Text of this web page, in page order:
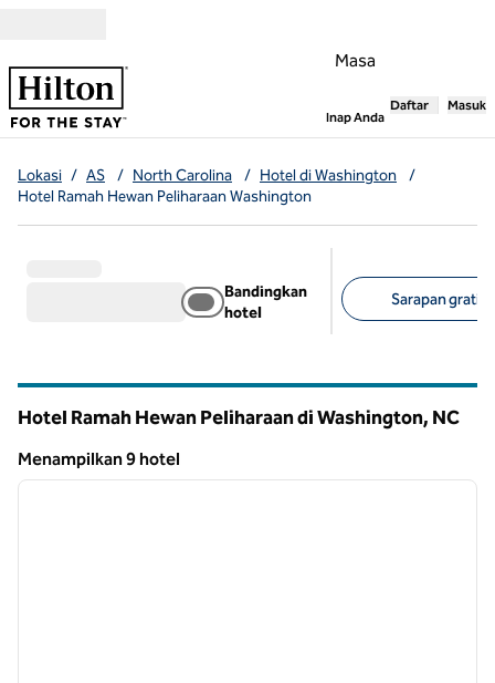
Masa
Inap Anda,Membuka
Daftar Masuk
Lokasi / AS / North Carolina / Hotel di Washington
/
Hotel Ramah Hewan Peliharaan Washington
Bandingkan
hotel
Sarapan gratis
Hotel Ramah Hewan Peliharaan di Washington, NC
Menampilkan 9 hotel
Menampilkan 9 hotel
1 dari 12